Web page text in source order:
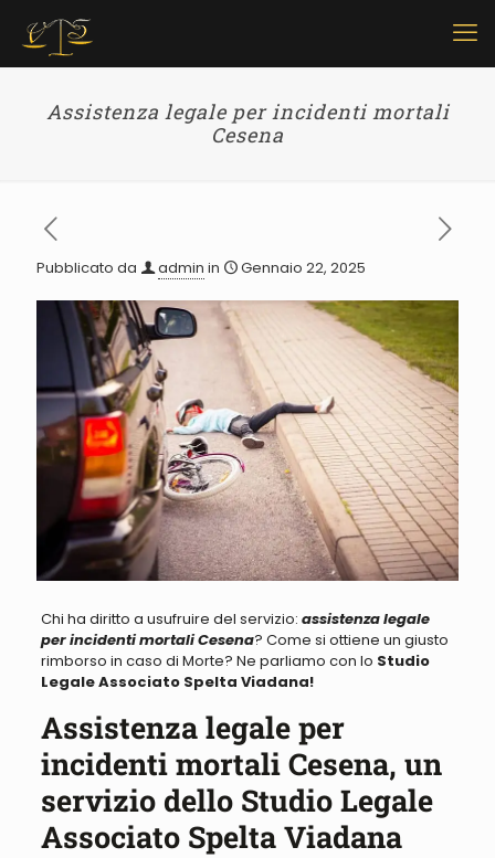
Assistenza legale per incidenti mortali
Cesena
Pubblicato da admin in Gennaio 22, 2025
Chi ha diritto a usufruire del servizio: assistenza legale
per incidenti mortali Cesena? Come si ottiene un giusto
rimborso in caso di Morte? Ne parliamo con lo Studio
Legale Associato Spelta Viadana!
Assistenza legale per
incidenti mortali Cesena, un
servizio dello Studio Legale
Associato Spelta Viadana